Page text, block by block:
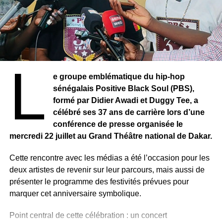
Le titre, Sonko, l’omniprésent, traduit cette réalité politique
: qu’il soit dans l’opposition ou aux responsabilités,
Ousmane Sonko demeure au cœur des débats. Son
ascension, son discours sur la souveraineté, la
gouvernance et les réformes de l’État, ainsi que sa
capacité à mobiliser une large frange de la jeunesse, ont
profondément transformé le paysage politique sénégalais.
Au-delà du portrait d’un homme politique, Mohamed
Gassama invite également le lecteur à s’interroger sur les
mutations de la société sénégalaise. Le livre explore les
attentes d’une jeunesse en quête de changement, le rôle
L
e groupe emblématique du hip-hop
sénégalais Positive Black Soul (PBS),
formé par Didier Awadi et Duggy Tee, a
célébré ses 37 ans de carrière lors d’une
conférence de presse organisée le
mercredi 22 juillet au Grand Théâtre national de Dakar.
Cette rencontre avec les médias a été l’occasion pour les
deux artistes de revenir sur leur parcours, mais aussi de
présenter le programme des festivités prévues pour
marquer cet anniversaire symbolique.
Point central de cette célébration : un concert